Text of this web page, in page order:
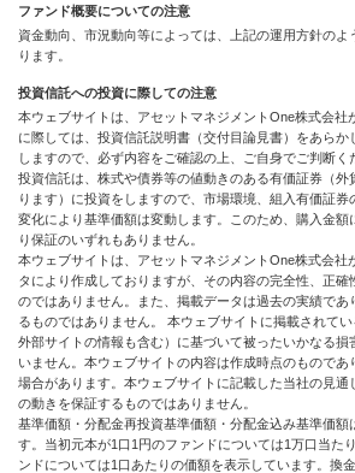
ファンド概要についての注意
資金動向、市況動向等によっては、上記の運用方針のよ
ります。
投資信託への投資に際しての注意
本ウェブサイトは、アセットマネジメントOne株式会社
に際しては、投資信託説明書（交付目論見書）をあら
しますので、必ず内容をご確認の上、ご自身でご判断く
投資信託は、株式や債券等の値動きのある有価証券（外
ります）に投資をしますので、市場環境、組入有価証
変化により基準価額は変動します。このため、購入金額
り保証のいずれもありません。
本ウェブサイトは、アセットマネジメントOne株式会社
タにより作成しておりますが、その内容の完全性、正確
のではありません。また、掲載データは過去の実績であ
るものではありません。 本ウェブサイトに掲載されて
外部サイトの情報も含む）に基づいて被ったいかなる損
いません。本ウェブサイトの内容は作成時点のものであ
場合があります。本ウェブサイトに記載した当社の見通
の動きを保証するものではありません。
基準価額・分配金再投資基準価額・分配金込み基準価額
す。当初元本が1口1円のファンドについては1万口当た
ンドについては1口あたりの価額を表示しています。換